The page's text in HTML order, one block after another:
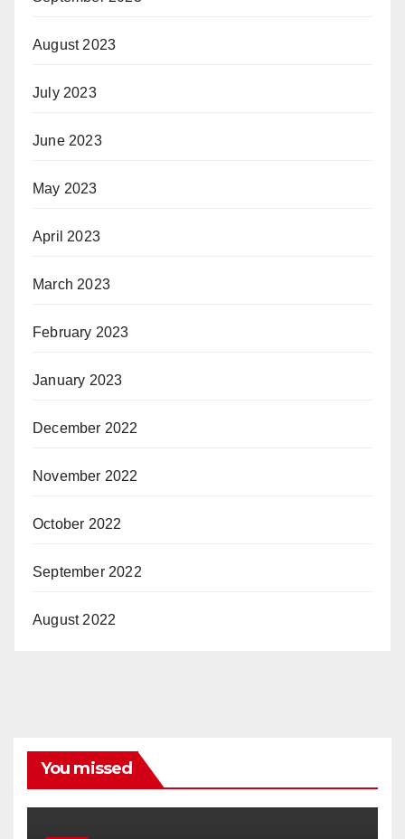
August 2023
July 2023
June 2023
May 2023
April 2023
March 2023
February 2023
January 2023
December 2022
November 2022
October 2022
September 2022
August 2022
You missed